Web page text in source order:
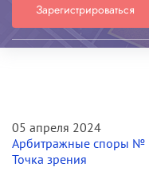
Зарегистрироваться
05 апреля 2024
Арбитражные споры №
Точка зрения